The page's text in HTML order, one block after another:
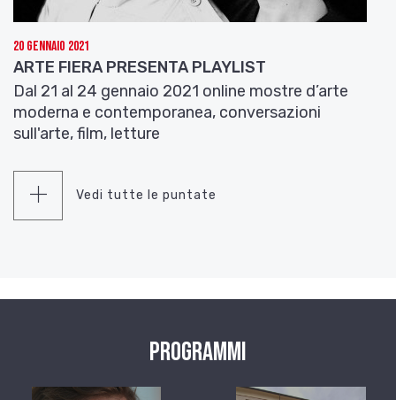
20 Gennaio 2021
ARTE FIERA PRESENTA PLAYLIST
Dal 21 al 24 gennaio 2021 online mostre d’arte
moderna e contemporanea, conversazioni
sull'arte, film, letture
Vedi tutte le puntate
Programmi